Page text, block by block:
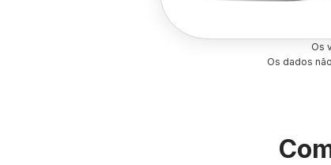
Os
Os dados